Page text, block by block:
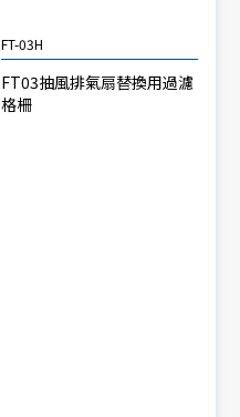
FT-03H
FT03抽風排氣扇替換用過濾
格柵